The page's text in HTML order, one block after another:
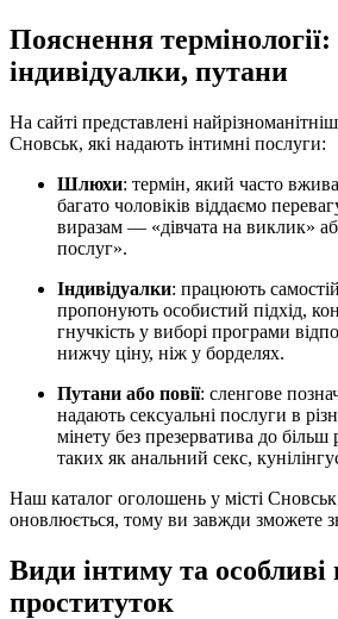
Пояснення
індивідуалки, путани
На сайті представлені
Сновськ, які надають інтимні послуги:
Шлюхи: термін, який часто
багато чоловіків віддаємо
виразам — «дівчата на виклик»
послуг».
Індивідуалки: працюють
пропонують особистий підхід,
гнучкість у виборі програми
нижчу ціну, ніж у борделях.
Путани або повії: сленгове
надають сексуальні послуги в
мінету без презерватива до більш
таких як анальний секс,
Наш каталог оголошень у місті
оновлюється, тому ви завжди зможете
Види інтиму та особливі
проституток